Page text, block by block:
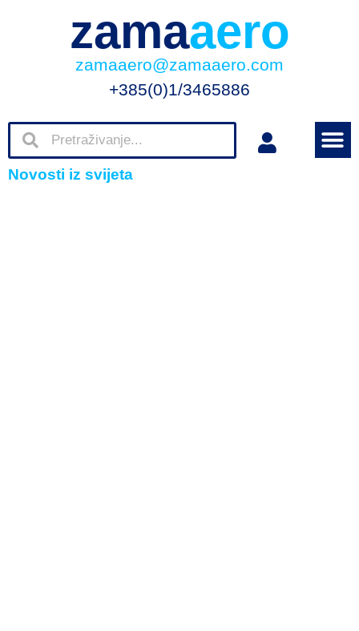
zamaaero
zamaaero@zamaaero.com
+385(0)1/3465886
Novosti iz svijeta